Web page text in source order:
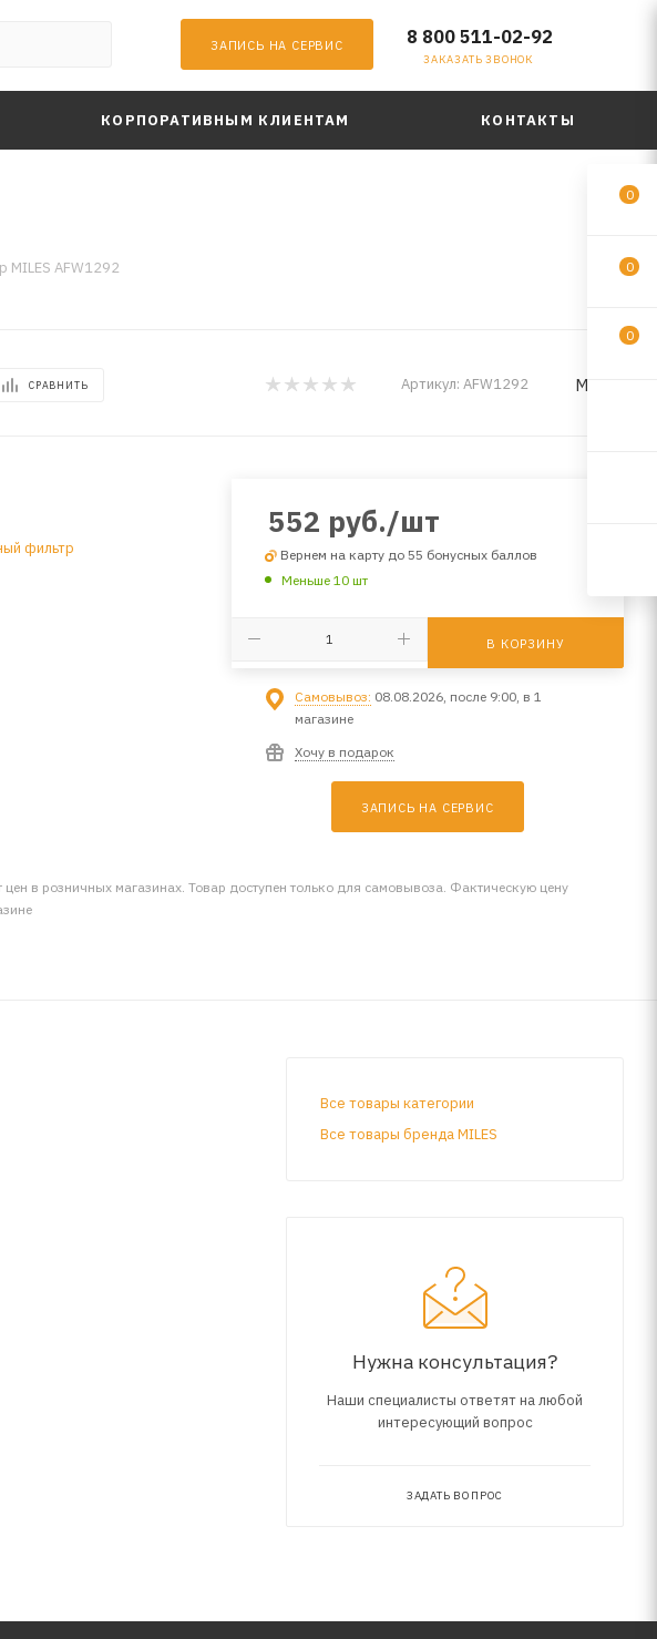
ЗАПИСЬ НА СЕРВИС 8 800 511-02-92
ЗАКАЗАТЬ ЗВОНОК
КОРПОРАТИВНЫМ КЛИЕНТАМ КОНТАКТЫ
MILES AFW1292
СРАВНИТЬ Артикул: AFW1292 MILES
фильтр
552 руб./шт
Вернем на карту до 55 бонусных баллов
Меньше 10 шт
В КОРЗИНУ
Самовывоз: 08.08.2026, после 9:00, в 1
магазине
Хочу в подарок
ЗАПИСЬ НА СЕРВИС
цен в розничных магазинах. Товар доступен только для самовывоза. Фактическую цену
Все товары категории
Все товары бренда MILES
Нужна консультация?
Наши специалисты ответят на любой
интересующий вопрос
ЗАДАТЬ ВОПРОС
0
0
0